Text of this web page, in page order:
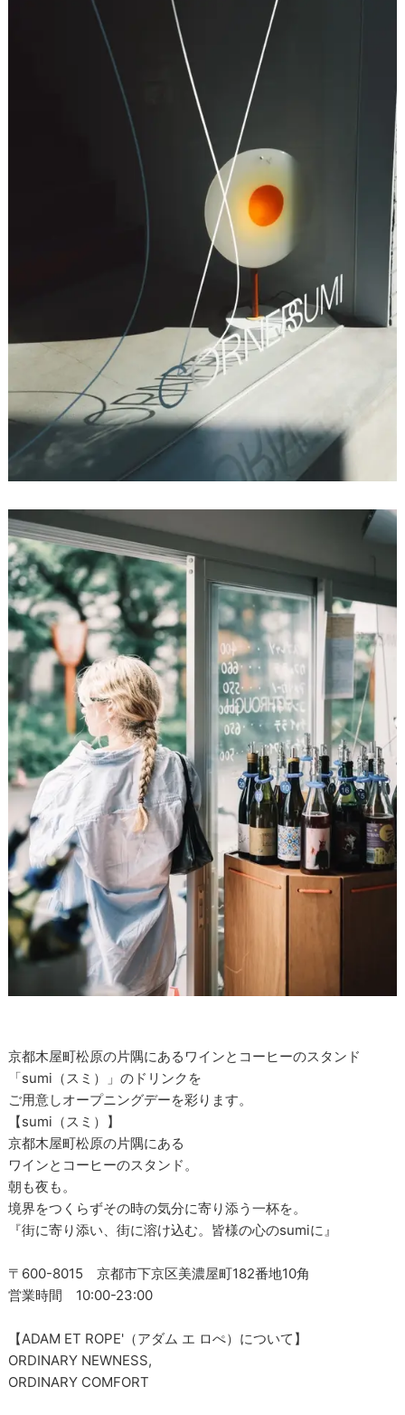
京都木屋町松原の片隅にあるワインとコーヒーのスタンド
「sumi（スミ）」のドリンクを
ご用意しオープニングデーを彩ります。
【sumi（スミ）】
京都木屋町松原の片隅にある
ワインとコーヒーのスタンド。
朝も夜も。
境界をつくらずその時の気分に寄り添う一杯を。
『街に寄り添い、街に溶け込む。皆様の心のsumiに』
〒600-8015 京都市下京区美濃屋町182番地10角
営業時間 10:00-23:00
【ADAM ET ROPE'（アダム エ ロぺ）について】
ORDINARY NEWNESS,
ORDINARY COMFORT